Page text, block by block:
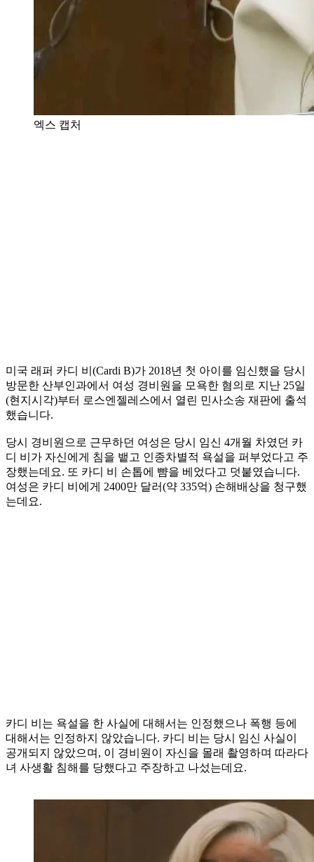
엑스 캡처
미국 래퍼 카디 비(Cardi B)가 2018년 첫 아이를 임신했을 당시
방문한 산부인과에서 여성 경비원을 모욕한 혐의로 지난 25일
(현지시각)부터 로스엔젤레스에서 열린 민사소송 재판에 출석
했습니다.
당시 경비원으로 근무하던 여성은 당시 임신 4개월 차였던 카
디 비가 자신에게 침을 뱉고 인종차별적 욕설을 퍼부었다고 주
장했는데요. 또 카디 비 손톱에 뺨을 베었다고 덧붙였습니다.
여성은 카디 비에게 2400만 달러(약 335억) 손해배상을 청구했
는데요.
카디 비는 욕설을 한 사실에 대해서는 인정했으나 폭행 등에
대해서는 인정하지 않았습니다. 카디 비는 당시 임신 사실이
공개되지 않았으며, 이 경비원이 자신을 몰래 촬영하며 따라다
녀 사생활 침해를 당했다고 주장하고 나섰는데요.